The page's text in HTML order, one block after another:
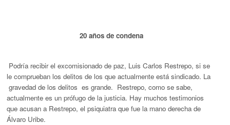
20 años de condena
Podría recibir el excomisionado de paz, Luis Carlos Restrepo, si se
le comprueban los delitos de los que actualmente está sindicado. La
gravedad de los delitos es grande. Restrepo, como se sabe,
actualmente es un prófugo de la justicia. Hay muchos testimonios
que acusan a Restrepo, el psiquiatra que fue la mano derecha de
Álvaro Uribe.